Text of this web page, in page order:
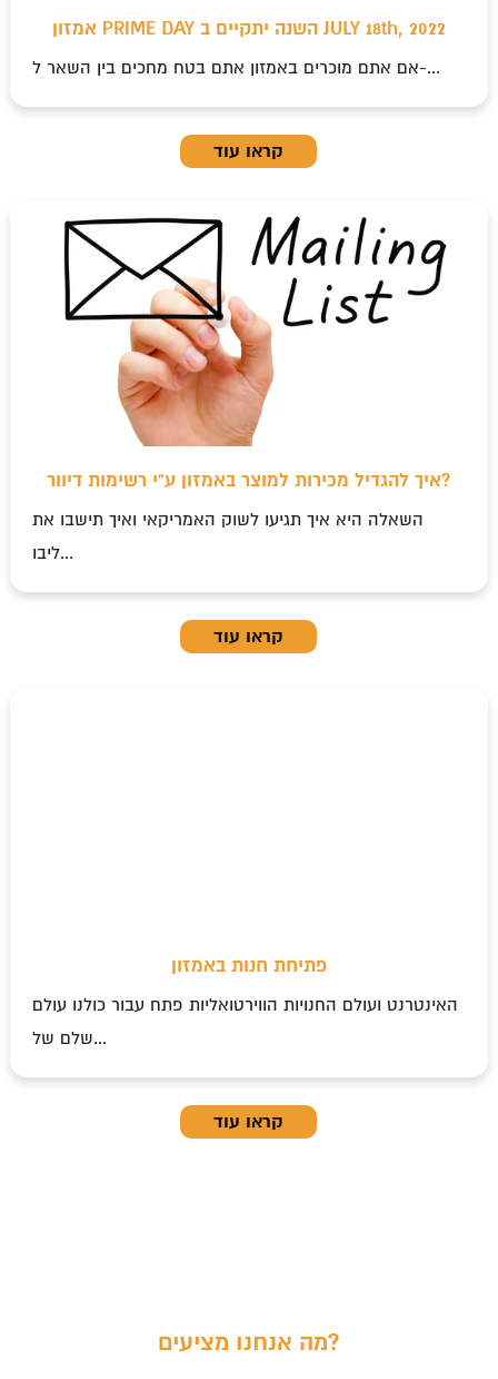
אמזון PRIME DAY השנה יתקיים ב JULY 18th, 2022
אם אתם מוכרים באמזון אתם בטח מחכים בין השאר ל-...
קראו עוד
איך להגדיל מכירות למוצר באמזון ע"י רשימות דיוור?
השאלה היא איך תגיעו לשוק האמריקאי ואיך תישבו את
ליבו...
קראו עוד
פתיחת חנות באמזון
האינטרנט ועולם החנויות הווירטואליות פתח עבור כולנו עולם
שלם של...
קראו עוד
מה אנחנו מציעים?